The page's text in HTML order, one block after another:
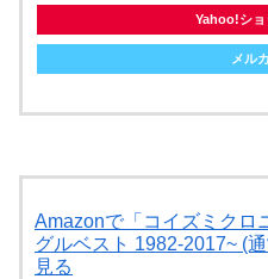
Yahoo!ショ
メル
Amazonで「コイズミクロ
グルベスト 1982-2017~ (
見る